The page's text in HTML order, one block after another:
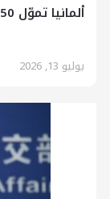
ألمانيا تموّل 50 ألف مسيّرة هجومية لأوكرانيا
يوليو 13, 2026